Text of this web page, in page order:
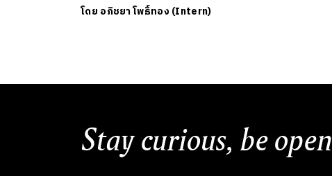
โดย อภิชยา โพธิ์ทอง (Intern)
Stay curious, be open